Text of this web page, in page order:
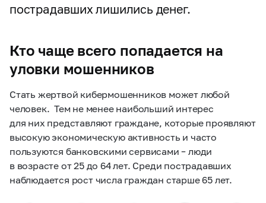
пострадавших лишились денег.
Кто чаще всего попадается на
уловки мошенников
Стать жертвой кибермошенников может любой
человек. Тем не менее наибольший интерес
для них представляют граждане, которые проявляют
высокую экономическую активность и часто
пользуются банковскими сервисами – люди
в возрасте от 25 до 64 лет. Среди пострадавших
наблюдается рост числа граждан старше 65 лет.